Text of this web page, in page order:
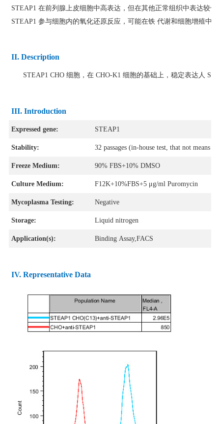
STEAP1 在前列腺上皮细胞中高表达，但在其他正常组织中表达较
STEAP1 参与细胞内的氧化还原反应，可能在铁 代谢和细胞增殖中
II. Description
STEAP1 CHO 细胞，在 CHO-K1 细胞的基础上，稳定表达人
III. Introduction
Expressed gene: STEAP1
Stability: 32 passages (in-house test, that not means
Freeze Medium: 90% FBS+10% DMSO
Culture Medium: F12K+10%FBS+5 μg/ml Puromycin
Mycoplasma Testing: Negative
Storage: Liquid nitrogen
Application(s): Binding Assay,FACS
IV. Representative Data